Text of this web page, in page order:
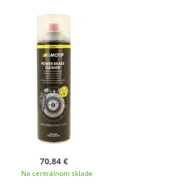
70,84 €
Na centrálnom sklade